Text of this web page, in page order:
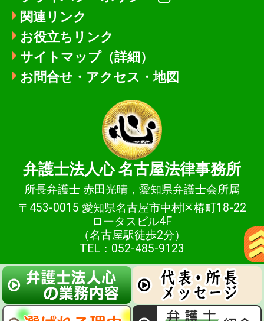
関連リンク
お役立ちリンク
サイトマップ（詳細）
お問合せ・アクセス・地図
弁護士法人心名古屋法律事務所
所長弁護士 赤田光晴，愛知県弁護士会所属
〒453-0015 愛知県名古屋市中村区椿町18-22
ロータスビル4F
（名古屋駅徒歩2分）
TEL：052-485-9123